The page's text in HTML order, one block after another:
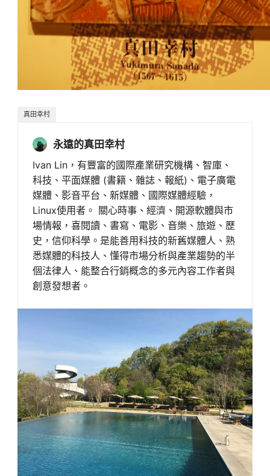
真田幸村
永遠的真田幸村
Ivan Lin，有豐富的國際產業研究機構、智庫、
科技、平面媒體 (書籍、雜誌、報紙)、電子廣電
媒體、影音平台、新媒體、國際媒體經驗，
Linux使用者。 關心時事、經濟、開源軟體與市
場情報，喜閱讀、書寫、電影、音樂、旅遊、歷
史，信仰科學。是能善用科技的新舊媒體人、熟
悉媒體的科技人、懂得市場分析與產業趨勢的半
個法律人、能整合行銷概念的多元內容工作者與
創意發想者。